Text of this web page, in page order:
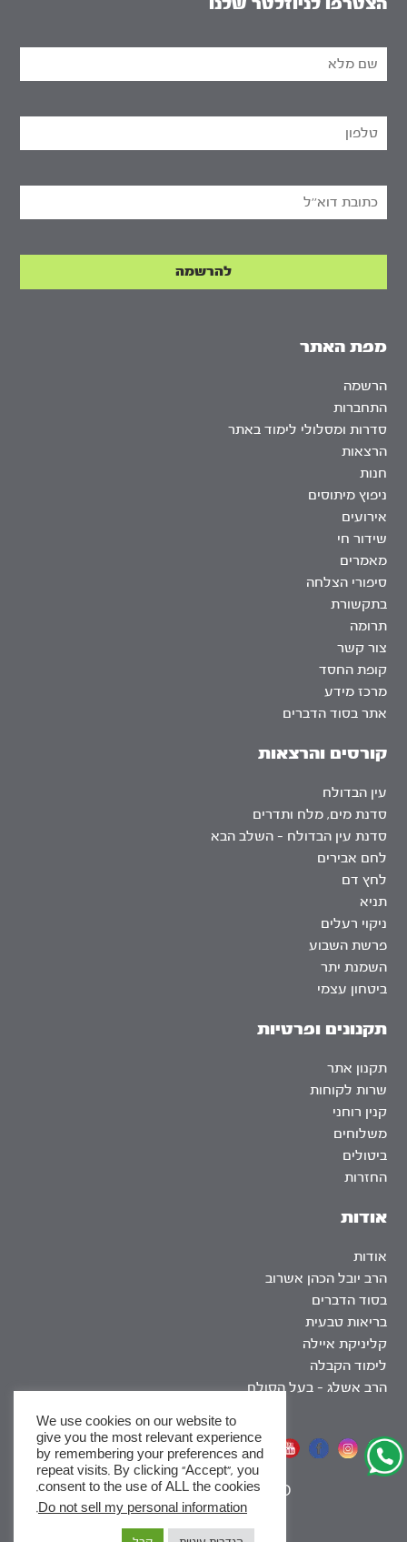
אודות
אודות
הרב יובל הכהן אשרוב
בסוד הדברים
בריאות טבעית
קליניקת איילה
לימוד הקבלה
הרב אשלג – בעל הסולם
מפת האתר
הרשמה
התחברות
סדרות ומסלולי לימוד באתר
הרצאות
חנות
ניפוץ מיתוסים
אירועים
שידור חי
מאמרים
סיפורי הצלחה
בתקשורת
תרומה
צור קשר
קופת החסד
מרכז מידע
אתר בסוד הדברים
קורסים והרצאות
עין הבדולח
סדנת מים, מלח ותדרים
סדנת עין הבדולח – השלב הבא
לחם אבירים
לחץ דם
תניא
ניקוי רעלים
פרשת השבוע
השמנת יתר
ביטחון עצמי
תקנונים ופרטיות
תקנון אתר
שרות לקוחות
קנין רוחני
משלוחים
ביטולים
החזרות
הצטרפו לניוזלטר שלנו
אתר שומר שבת
SEO
|
We use cookies on our website to
give you the most relevant experience
by remembering your preferences and
repeat visits. By clicking “Accept”, you
consent to the use of ALL the cookies.
Do not sell my personal information
.
x